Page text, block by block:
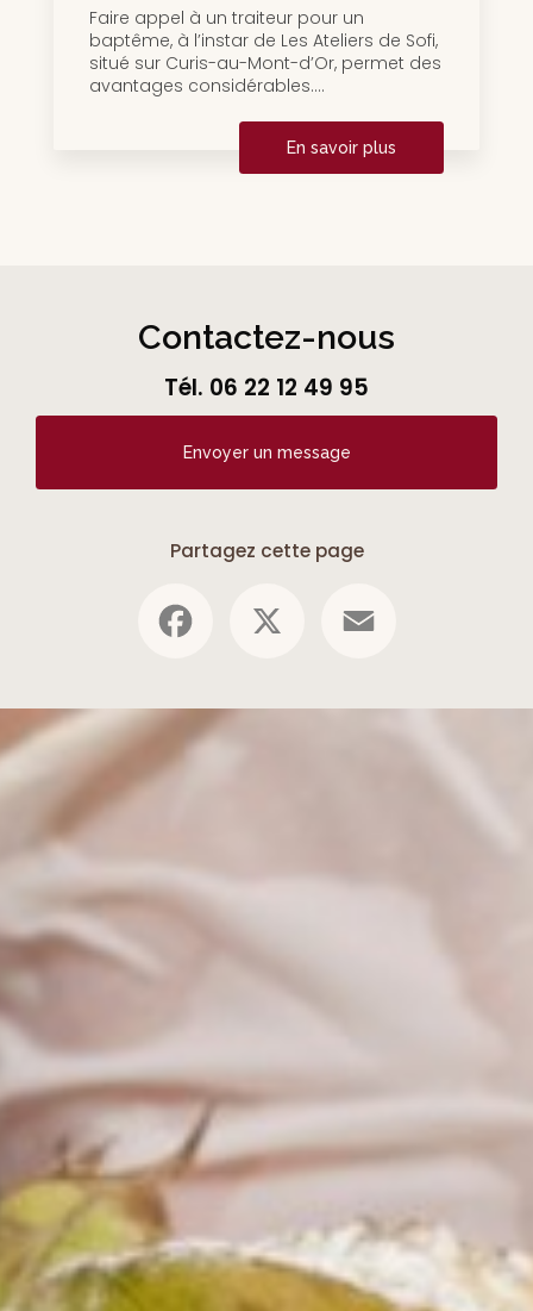
Faire appel à un traiteur pour un
baptême, à l’instar de Les Ateliers de Sofi,
situé sur Curis-au-Mont-d’Or, permet des
avantages considérables....
En savoir plus
Contactez-nous
Tél. 06 22 12 49 95
Envoyer un message
Partagez cette page